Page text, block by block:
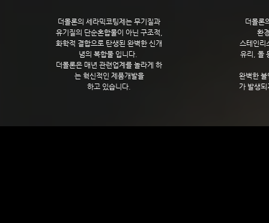
더몰론의 세라믹코팅제는 무기질과
유기질의 단순혼합물이 아닌 구조적,
화학적 결합으로 탄생된 완벽한 신개
념의 복합물 입니다.
더몰론은 매년 관련업계를 놀라게 하
는 혁신적인 제품개발을
​하고 있습니다.
더몰론
환
스테인리
유리, 돌
완벽한 불
가 발생